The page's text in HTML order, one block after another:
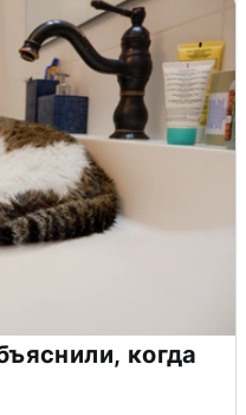
когда